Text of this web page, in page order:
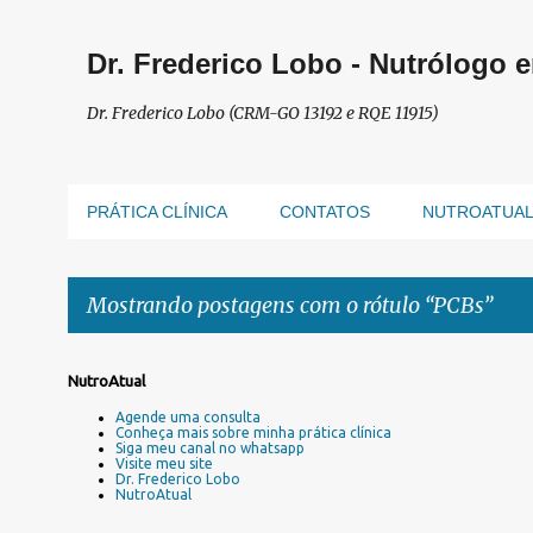
Dr. Frederico Lobo - Nutrólogo
Dr. Frederico Lobo (CRM-GO 13192 e RQE 11915)
PRÁTICA CLÍNICA CONTATOS NUTROATUAL
Mostrando postagens com o rótulo PCBs
P
NutroAtual
Agende uma consulta
Conheça mais sobre minha prática clínica
Siga meu canal no whatsapp
Visite meu site
Dr. Frederico Lobo
NutroAtual